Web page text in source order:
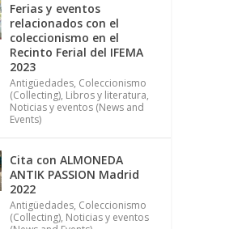
Ferias y eventos
relacionados con el
coleccionismo en el
Recinto Ferial del IFEMA
2023
Antigüedades, Coleccionismo
(Collecting), Libros y literatura,
Noticias y eventos (News and
Events)
Cita con ALMONEDA
ANTIK PASSION Madrid
2022
Antigüedades, Coleccionismo
(Collecting), Noticias y eventos